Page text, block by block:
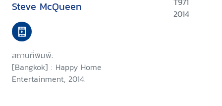
Steve McQueen
สถานที่พิมพ์:
[Bangkok] : Happy Home
Entertainment, 2014.
2014